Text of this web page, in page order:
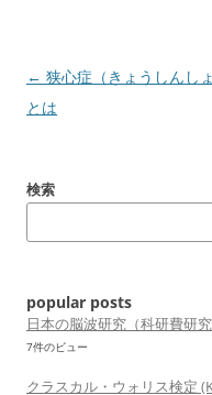
投
稿
ゲ
ン
← 狭心症（きょうしんしょ
とは
検索
popular posts
日本の脳波研究（科研費研究
7件のビュー
クラスカル・ウォリス検定